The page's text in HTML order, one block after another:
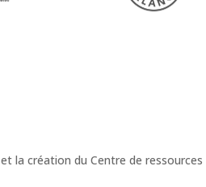
la création du Centre de